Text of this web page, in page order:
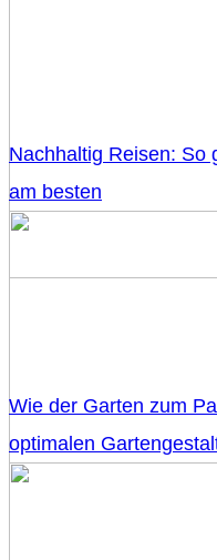
Nachhaltig Reisen: So
am besten
Wie der Garten zum
optimalen